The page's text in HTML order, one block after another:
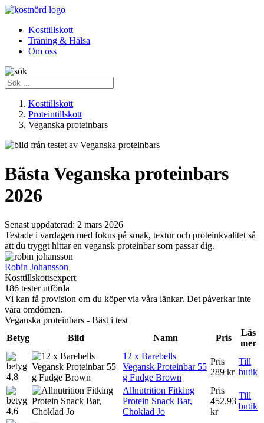
Kosttillskott
Träning & Hälsa
Om oss
Kosttillskott
Proteintillskott
Veganska proteinbars
Bästa Veganska proteinbars
2026
Senast uppdaterad: 2 mars 2026
Testade i vardagen med fokus på smak, textur och proteinkvalitet så
att du tryggt hittar en vegansk proteinbar som passar dig.
Robin Johansson
Kosttillskottsexpert
186 tester utförda
Vi kan få provision om du köper via våra länkar. Det påverkar inte
våra omdömen.
Veganska proteinbars - Bäst i test
Betyg
Bild Namn Pris
Läs
mer
4,8
12 x Barebells
Vegansk Proteinbar 55
g Fudge Brown
Pris
289 kr
Till
butik
4,6
Allnutrition Fitking
Protein Snack Bar,
Choklad Jo
Pris
452.93
kr
Till
butik